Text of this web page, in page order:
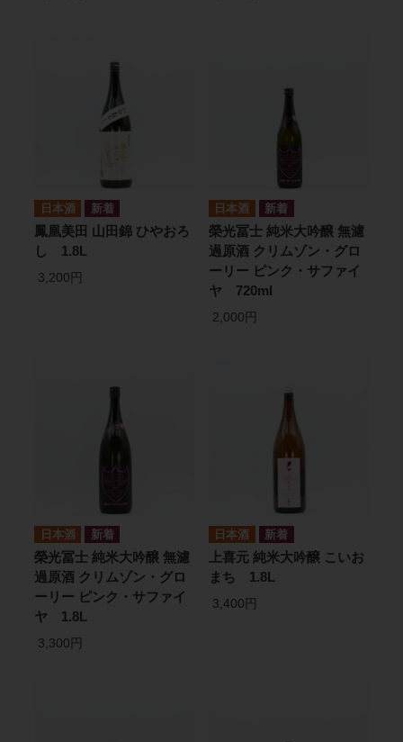
日本酒
鳳凰美田 山田錦 ひやおろ
し 1.8L
3,200円
日本酒
榮光冨士 純米大吟醸 無濾
過原酒 クリムゾン・グロ
ーリー ピンク・サファイ
ヤ 720ml
2,000円
日本酒
榮光冨士 純米大吟醸 無濾
過原酒 クリムゾン・グロ
ーリー ピンク・サファイ
ヤ 1.8L
3,300円
日本酒
上喜元 純米大吟醸 こいお
まち 1.8L
3,400円